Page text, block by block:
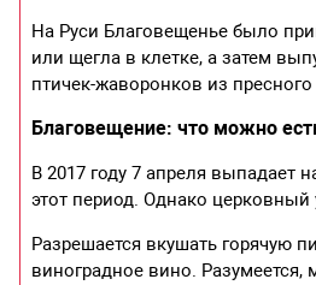
На Руси Благовещенье было
или щегла в клетке, а затем
птичек-жаворонков из
Благовещение: что можно
В 2017 году 7 апреля выпадает
этот период. Однако
Разрешается вкушать горячую
виноградное вино.